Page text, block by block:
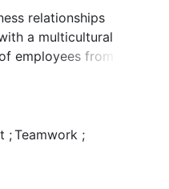
Mitarbeitern
statt. Dabei wird die
indem das
einem breiten
jedoch ebenso zu
und Konflikt führen.
darüber, ob
relationships
a multicultural
employees from
their
intercultural
to create a broad
for problems.
;Teamwork ;